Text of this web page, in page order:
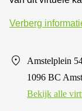
Verberg
Amstelplein
1096 BC
Bekijk alle